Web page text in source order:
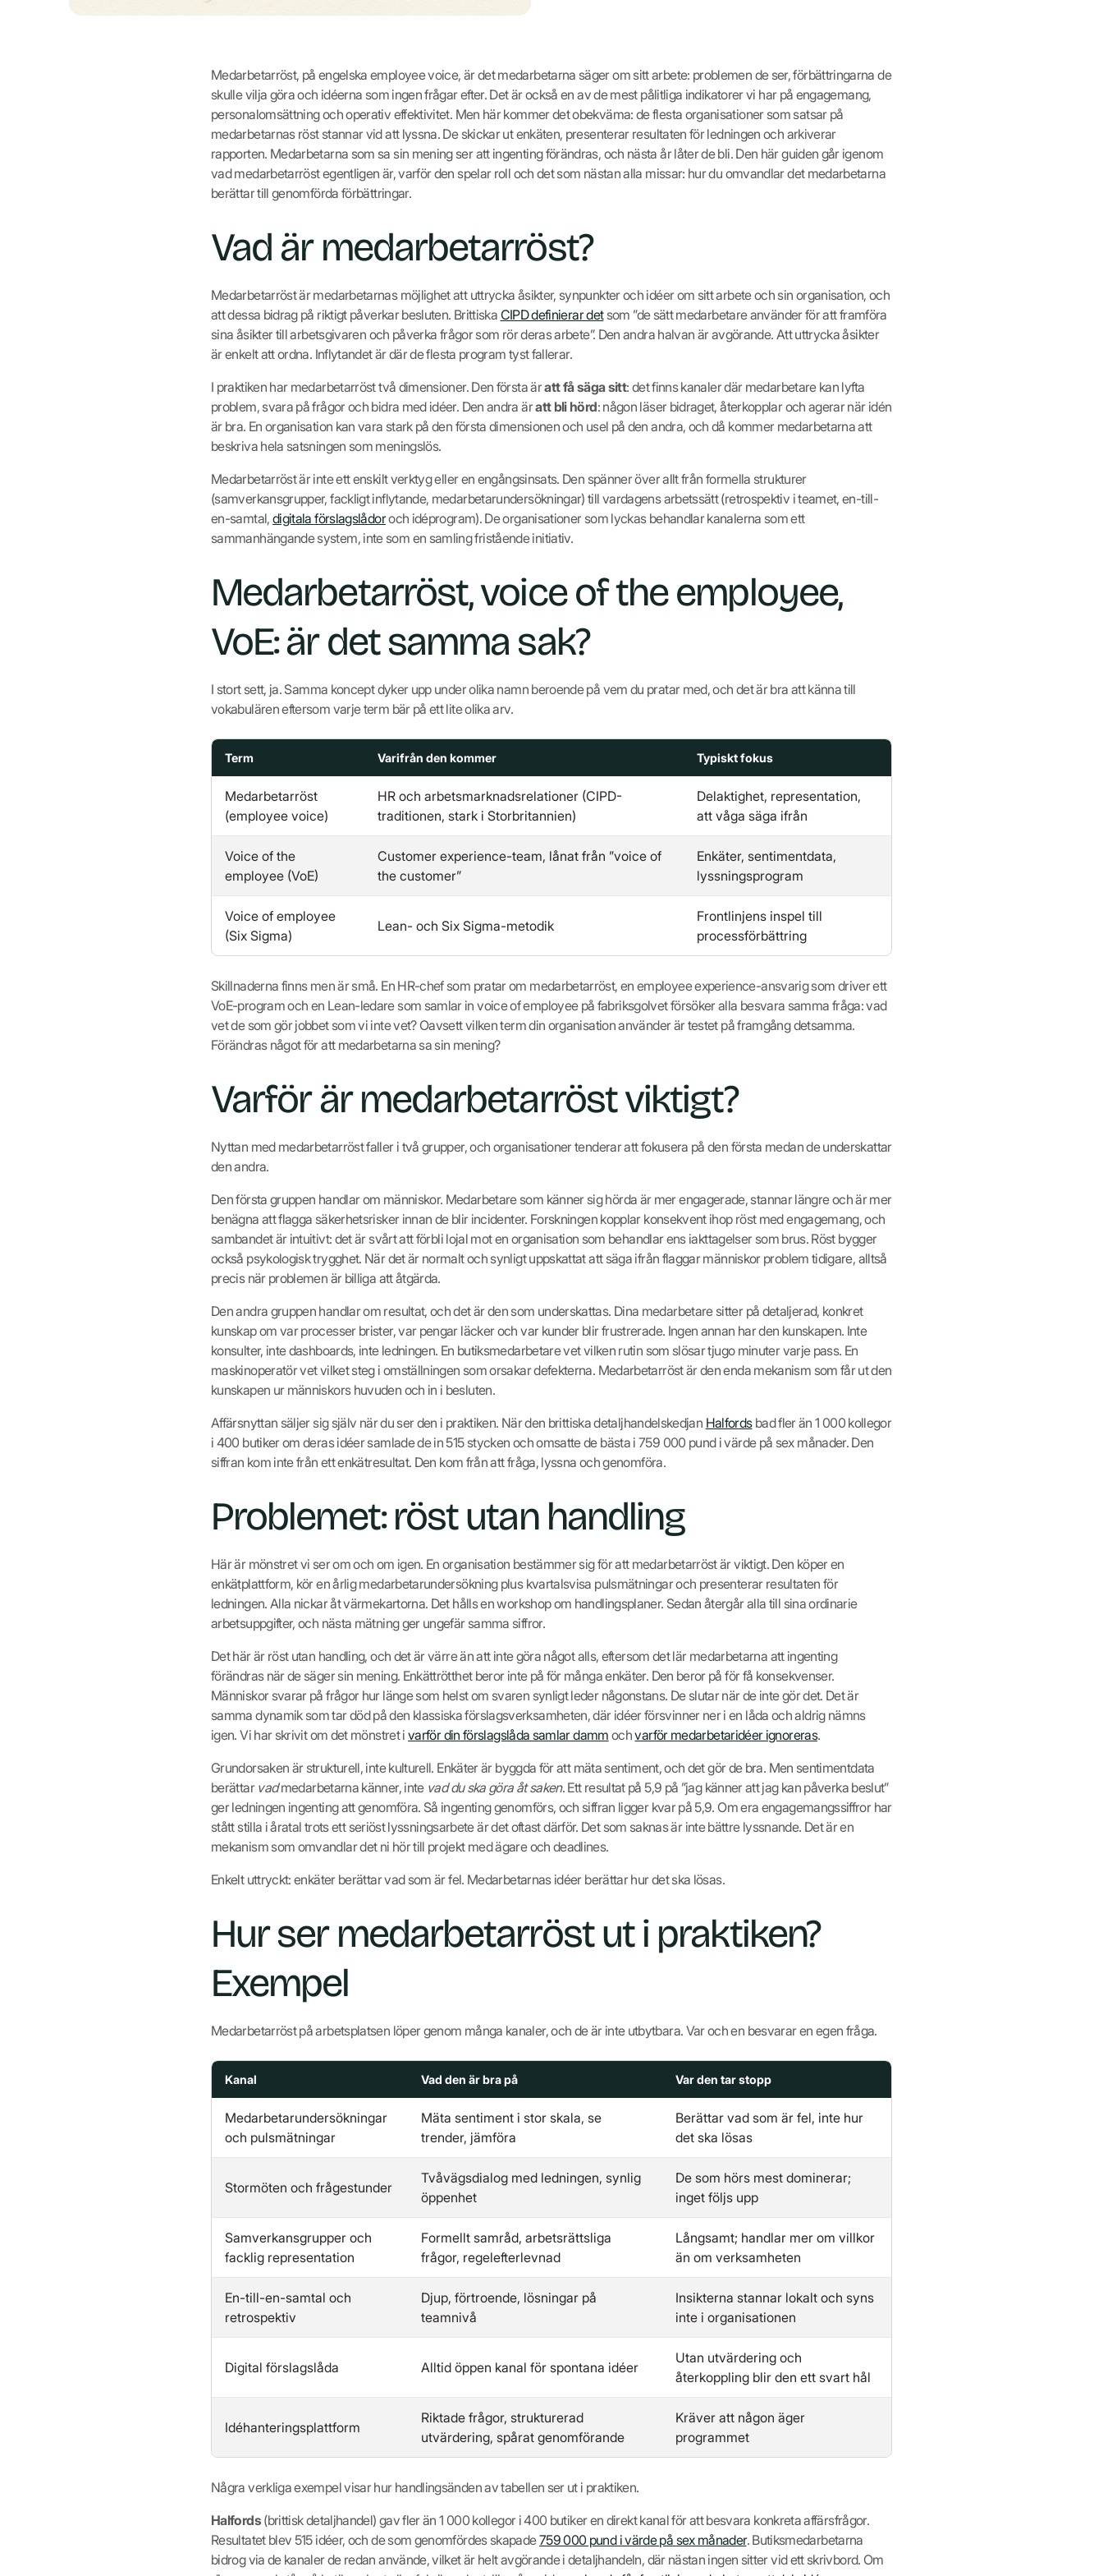
Medarbetarröst, på engelska employee voice, är det medarbetarna säger om sitt arbete: problemen de ser, förbättringarna de
skulle vilja göra och idéerna som ingen frågar efter. Det är också en av de mest pålitliga indikatorer vi har på engagemang,
personalomsättning och operativ effektivitet. Men här kommer det obekväma: de flesta organisationer som satsar på
medarbetarnas röst stannar vid att lyssna. De skickar ut enkäten, presenterar resultaten för ledningen och arkiverar
rapporten. Medarbetarna som sa sin mening ser att ingenting förändras, och nästa år låter de bli. Den här guiden går igenom
vad medarbetarröst egentligen är, varför den spelar roll och det som nästan alla missar: hur du omvandlar det medarbetarna
berättar till genomförda förbättringar.
Vad är medarbetarröst?
Medarbetarröst är medarbetarnas möjlighet att uttrycka åsikter, synpunkter och idéer om sitt arbete och sin organisation, och
att dessa bidrag på riktigt påverkar besluten. Brittiska CIPD definierar detsom ”de sätt medarbetare använder för att framföra
sina åsikter till arbetsgivaren och påverka frågor som rör deras arbete”. Den andra halvan är avgörande. Att uttrycka åsikter
är enkelt att ordna. Inflytandet är där de flesta program tyst fallerar.
I praktiken har medarbetarröst två dimensioner. Den första äratt få säga sitt: det finns kanaler där medarbetare kan lyfta
problem, svara på frågor och bidra med idéer. Den andra äratt bli hörd: någon läser bidraget, återkopplar och agerar när idén
är bra. En organisation kan vara stark på den första dimensionen och usel på den andra, och då kommer medarbetarna att
beskriva hela satsningen som meningslös.
Medarbetarröst är inte ett enskilt verktyg eller en engångsinsats. Den spänner över allt från formella strukturer
(samverkansgrupper, fackligt inflytande, medarbetarundersökningar) till vardagens arbetssätt (retrospektiv i teamet, en-till-
en-samtal, digitala förslagslådoroch idéprogram). De organisationer som lyckas behandlar kanalerna som ett
sammanhängande system, inte som en samling fristående initiativ.
Medarbetarröst, voice of the employee,
VoE: är det samma sak?
I stort sett, ja. Samma koncept dyker upp under olika namn beroende på vem du pratar med, och det är bra att känna till
vokabulären eftersom varje term bär på ett lite olika arv.
Term Varifrån den kommer Typiskt fokus
Medarbetarröst
(employee voice)
HR och arbetsmarknadsrelationer (CIPD-
traditionen, stark i Storbritannien)
Delaktighet, representation,
att våga säga ifrån
Voice of the
employee (VoE)
Customer experience-team, lånat från ”voice of
the customer”
Enkäter, sentimentdata,
lyssningsprogram
Voice of employee
(Six Sigma)
Lean- och Six Sigma-metodik
Frontlinjens inspel till
processförbättring
Skillnaderna finns men är små. En HR-chef som pratar om medarbetarröst, en employee experience-ansvarig som driver ett
VoE-program och en Lean-ledare som samlar in voice of employee på fabriksgolvet försöker alla besvara samma fråga: vad
vet de som gör jobbet som vi inte vet? Oavsett vilken term din organisation använder är testet på framgång detsamma.
Förändras något för att medarbetarna sa sin mening?
Varför är medarbetarröst viktigt?
Nyttan med medarbetarröst faller i två grupper, och organisationer tenderar att fokusera på den första medan de underskattar
den andra.
Den första gruppen handlar om människor. Medarbetare som känner sig hörda är mer engagerade, stannar längre och är mer
benägna att flagga säkerhetsrisker innan de blir incidenter. Forskningen kopplar konsekvent ihop röst med engagemang, och
sambandet är intuitivt: det är svårt att förbli lojal mot en organisation som behandlar ens iakttagelser som brus. Röst bygger
också psykologisk trygghet. När det är normalt och synligt uppskattat att säga ifrån flaggar människor problem tidigare, alltså
precis när problemen är billiga att åtgärda.
Den andra gruppen handlar om resultat, och det är den som underskattas. Dina medarbetare sitter på detaljerad, konkret
kunskap om var processer brister, var pengar läcker och var kunder blir frustrerade. Ingen annan har den kunskapen. Inte
konsulter, inte dashboards, inte ledningen. En butiksmedarbetare vet vilken rutin som slösar tjugo minuter varje pass. En
maskinoperatör vet vilket steg i omställningen som orsakar defekterna. Medarbetarröst är den enda mekanism som får ut den
kunskapen ur människors huvuden och in i besluten.
Affärsnyttan säljer sig själv när du ser den i praktiken. När den brittiska detaljhandelskedjan Halfordsbad fler än 1 000 kollegor
i 400 butiker om deras idéer samlade de in 515 stycken och omsatte de bästa i 759 000 pund i värde på sex månader. Den
siffran kom inte från ett enkätresultat. Den kom från att fråga, lyssna och genomföra.
Problemet: röst utan handling
Här är mönstret vi ser om och om igen. En organisation bestämmer sig för att medarbetarröst är viktigt. Den köper en
enkätplattform, kör en årlig medarbetarundersökning plus kvartalsvisa pulsmätningar och presenterar resultaten för
ledningen. Alla nickar åt värmekartorna. Det hålls en workshop om handlingsplaner. Sedan återgår alla till sina ordinarie
arbetsuppgifter, och nästa mätning ger ungefär samma siffror.
Det här är röst utan handling, och det är värre än att inte göra något alls, eftersom det lär medarbetarna att ingenting
förändras när de säger sin mening. Enkättrötthet beror inte på för många enkäter. Den beror på för få konsekvenser.
Människor svarar på frågor hur länge som helst om svaren synligt leder någonstans. De slutar när de inte gör det. Det är
samma dynamik som tar död på den klassiska förslagsverksamheten, där idéer försvinner ner i en låda och aldrig nämns
igen. Vi har skrivit om det mönstret ivarför din förslagslåda samlar damm ochvarför medarbetaridéer ignoreras.
Grundorsaken är strukturell, inte kulturell. Enkäter är byggda för att mäta sentiment, och det gör de bra. Men sentimentdata
berättar vadmedarbetarna känner, inte vad du ska göra åt saken. Ett resultat på 5,9 på ”jag känner att jag kan påverka beslut”
ger ledningen ingenting att genomföra. Så ingenting genomförs, och siffran ligger kvar på 5,9. Om era engagemangssiffror har
stått stilla i åratal trots ett seriöst lyssningsarbete är det oftast därför. Det som saknas är inte bättre lyssnande. Det är en
mekanism som omvandlar det ni hör till projekt med ägare och deadlines.
Enkelt uttryckt: enkäter berättar vad som är fel. Medarbetarnas idéer berättar hur det ska lösas.
Hur ser medarbetarröst ut i praktiken?
Exempel
Medarbetarröst på arbetsplatsen löper genom många kanaler, och de är inte utbytbara. Var och en besvarar en egen fråga.
Kanal Vad den är bra på Var den tar stopp
Medarbetarundersökningar
och pulsmätningar
Mäta sentiment i stor skala, se
trender, jämföra
Berättar vad som är fel, inte hur
det ska lösas
Stormöten och frågestunder
Tvåvägsdialog med ledningen, synlig
öppenhet
De som hörs mest dominerar;
inget följs upp
Samverkansgrupper och
facklig representation
Formellt samråd, arbetsrättsliga
frågor, regelefterlevnad
Långsamt; handlar mer om villkor
än om verksamheten
En-till-en-samtal och
retrospektiv
Djup, förtroende, lösningar på
teamnivå
Insikterna stannar lokalt och syns
inte i organisationen
Digital förslagslåda Alltid öppen kanal för spontana idéer
Utan utvärdering och
återkoppling blir den ett svart hål
Idéhanteringsplattform
Riktade frågor, strukturerad
utvärdering, spårat genomförande
Kräver att någon äger
programmet
Några verkliga exempel visar hur handlingsänden av tabellen ser ut i praktiken.
Halfords(brittisk detaljhandel) gav fler än 1 000 kollegor i 400 butiker en direkt kanal för att besvara konkreta affärsfrågor.
Resultatet blev 515 idéer, och de som genomfördes skapade759 000 pund i värde på sex månader. Butiksmedarbetarna
bidrog via de kanaler de redan använde, vilket är helt avgörande i detaljhandeln, där nästan ingen sitter vid ett skrivbord. Om